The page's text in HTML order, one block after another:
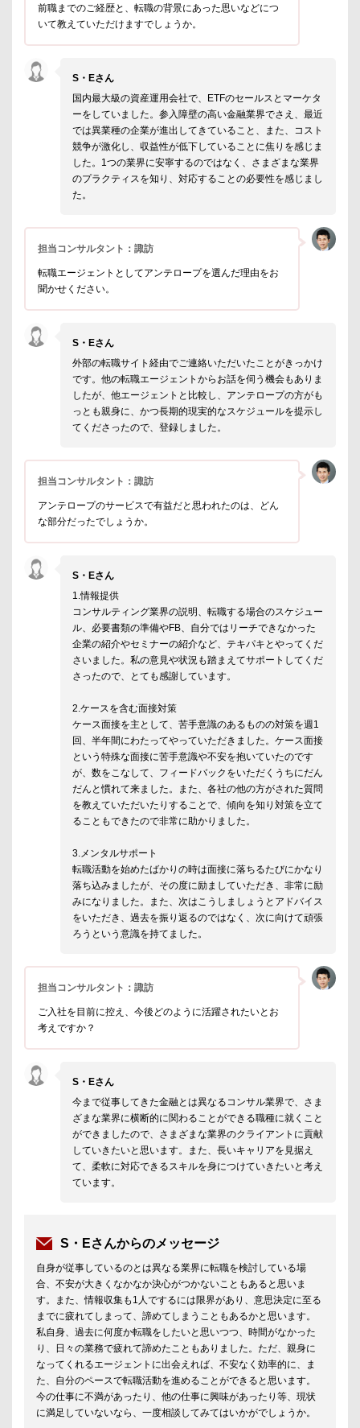
前職までのご経歴と、転職の背景にあった思いなどにつ
いて教えていただけますでしょうか。
S・Eさん
国内最大級の資産運用会社で、ETFのセールスとマーケタ
ーをしていました。参入障壁の高い金融業界でさえ、最近
では異業種の企業が進出してきていること、また、コスト
競争が激化し、収益性が低下していることに焦りを感じま
した。1つの業界に安寧するのではなく、さまざまな業界
のプラクティスを知り、対応することの必要性を感じまし
た。
担当コンサルタント：諏訪
転職エージェントとしてアンテロープを選んだ理由をお
聞かせください。
S・Eさん
外部の転職サイト経由でご連絡いただいたことがきっかけ
です。他の転職エージェントからお話を伺う機会もありま
したが、他エージェントと比較し、アンテロープの方がも
っとも親身に、かつ長期的現実的なスケジュールを提示し
てくださったので、登録しました。
担当コンサルタント：諏訪
アンテロープのサービスで有益だと思われたのは、どん
な部分だったでしょうか。
S・Eさん
1.情報提供
コンサルティング業界の説明、転職する場合のスケジュー
ル、必要書類の準備やFB、自分ではリーチできなかった
企業の紹介やセミナーの紹介など、テキパキとやってくだ
さいました。私の意見や状況も踏まえてサポートしてくだ
さったので、とても感謝しています。
2.ケースを含む面接対策
ケース面接を主として、苦手意識のあるものの対策を週1
回、半年間にわたってやっていただきました。ケース面接
という特殊な面接に苦手意識や不安を抱いていたのです
が、数をこなして、フィードバックをいただくうちにだん
だんと慣れて来ました。また、各社の他の方がされた質問
を教えていただいたりすることで、傾向を知り対策を立て
ることもできたので非常に助かりました。
3.メンタルサポート
転職活動を始めたばかりの時は面接に落ちるたびにかなり
落ち込みましたが、その度に励ましていただき、非常に励
みになりました。また、次はこうしましょうとアドバイス
をいただき、過去を振り返るのではなく、次に向けて頑張
ろうという意識を持てました。
担当コンサルタント：諏訪
ご入社を目前に控え、今後どのように活躍されたいとお
考えですか？
S・Eさん
今まで従事してきた金融とは異なるコンサル業界で、さま
ざまな業界に横断的に関わることができる職種に就くこと
ができましたので、さまざまな業界のクライアントに貢献
していきたいと思います。また、長いキャリアを見据え
て、柔軟に対応できるスキルを身につけていきたいと考え
ています。
S・Eさんからのメッセージ
自身が従事しているのとは異なる業界に転職を検討している場
合、不安が大きくなかなか決心がつかないこともあると思いま
す。また、情報収集も1人でするには限界があり、意思決定に至る
までに疲れてしまって、諦めてしまうこともあるかと思います。
私自身、過去に何度か転職をしたいと思いつつ、時間がなかった
り、日々の業務で疲れて諦めたこともありました。ただ、親身に
なってくれるエージェントに出会えれば、不安なく効率的に、ま
た、自分のペースで転職活動を進めることができると思います。
今の仕事に不満があったり、他の仕事に興味があったり等、現状
に満足していないなら、一度相談してみてはいかがでしょうか。